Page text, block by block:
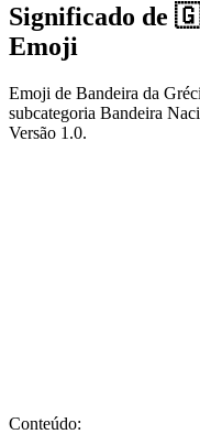
Significado de
Emoji
Emoji de Bandeira da
subcategoria Bandeira
Versão 1.0.
Conteúdo: